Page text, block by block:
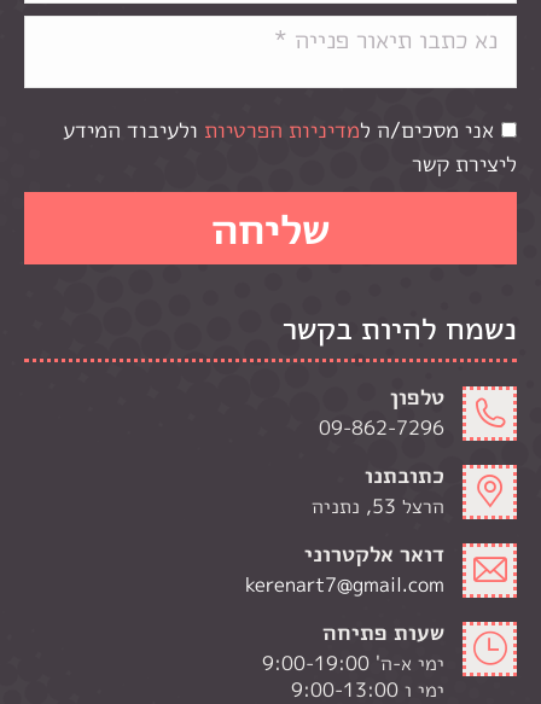
אני מסכים/ה למדיניות הפרטיות ולעיבוד המידע
ליצירת קשר
נשמח להיות בקשר
טלפון
09-862-7296
כתובתנו
הרצל 53, נתניה
דואר אלקטרוני
kerenart7@gmail.com
שעות פתיחה
ימי א-ה' 9:00-19:00
ימי ו 9:00-13:00